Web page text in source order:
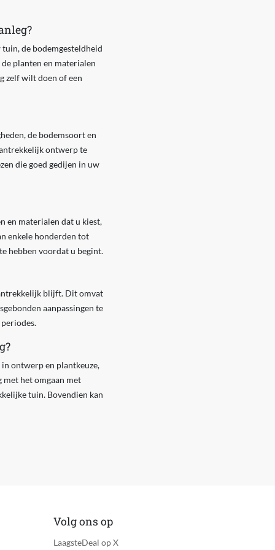
de bodemgesteldheid
planten en materialen
zelf wilt doen of een
de bodemsoort en
ontwerp te
die goed gedijen in uw
en materialen dat u kiest,
enkele honderden tot
hebben voordat u begint.
blijft. Dit omvat
aanpassingen te
ontwerp en plantkeuze,
met het omgaan met
tuin. Bovendien kan
Volg ons op
LaagsteDeal op X